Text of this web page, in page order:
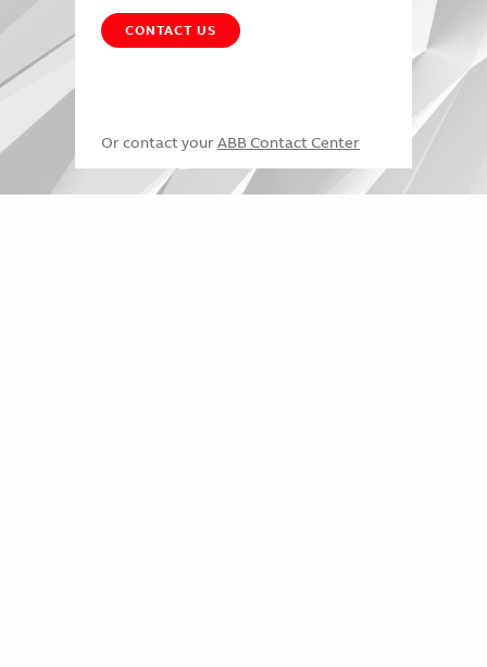
CONTACT US
Or contact your ABB Contact Center